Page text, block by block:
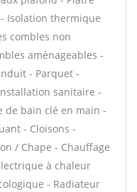
Isolation thermique
combles non
aménageables -
- Parquet -
sanitaire -
de bain clé en main -
- Cloisons -
/ Chape - Chauffage
à chaleur
- Radiateur